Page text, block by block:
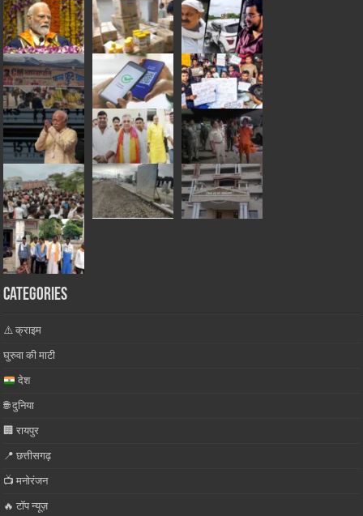
Categories
⚠️ क्राइम
घुरुवा की माटी
देश
🌐 दुनिया
🏢 रायपुर
📍 छत्तीसगढ़
📺 मनोरंजन
🔥 टॉप न्यूज़